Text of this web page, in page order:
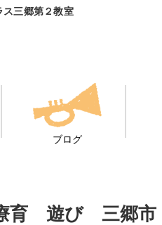
三郷第２教室
ブログ
育 遊び 三郷市